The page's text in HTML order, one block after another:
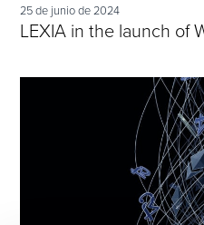
25 de junio de 2024
LEXIA in the launch of